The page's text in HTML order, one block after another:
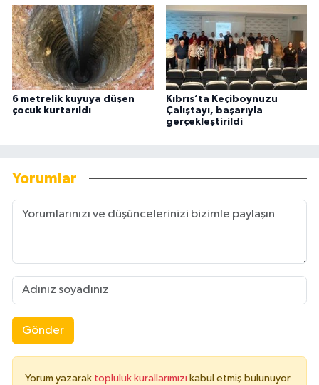
6 metrelik kuyuya düşen
çocuk kurtarıldı
Kıbrıs’ta Keçiboynuzu
Çalıştayı, başarıyla
gerçekleştirildi
Yorumlar
Gönder
Yorum yazarak topluluk kurallarımızı kabul etmiş bulunuyor